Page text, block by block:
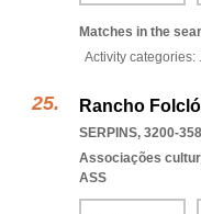
Matches in the
Activity categories:
Rancho
SERPINS, 3200-358
Associações
ASS